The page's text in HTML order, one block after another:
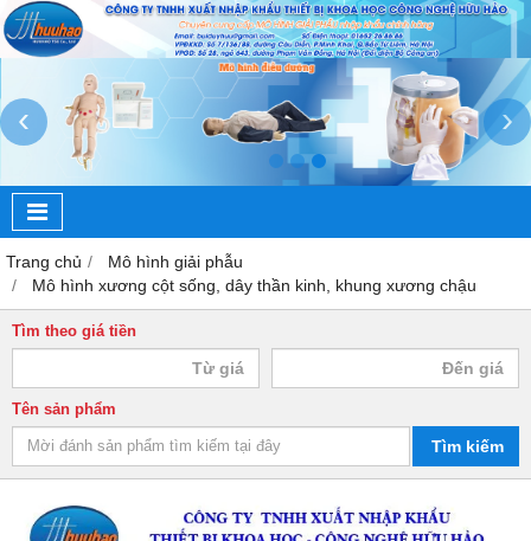
‹ ›
Trang chủ
Mô hình giải phẫu
Mô hình xương cột sống, dây thần kinh, khung xương chậu
Tìm theo giá tiền
Tên sản phẩm
Tìm kiếm